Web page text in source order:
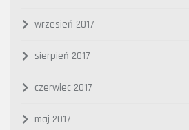
wrzesień 2017
sierpień 2017
czerwiec 2017
maj 2017